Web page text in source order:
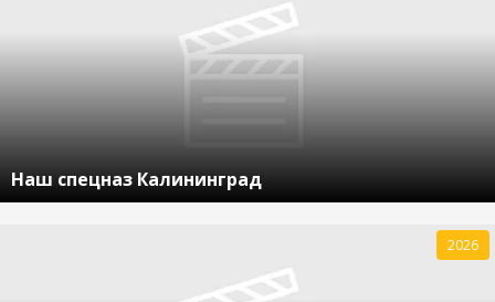
Наш спецназ Калининград
2026